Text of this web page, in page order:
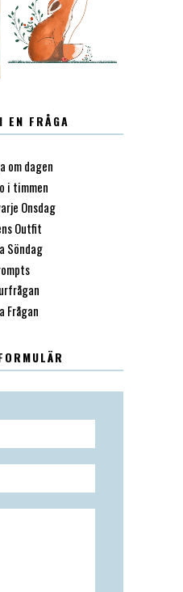
LUGN
EN FRÅGA
om dagen
i timmen
Onsdag
Outfit
Söndag
Frågan